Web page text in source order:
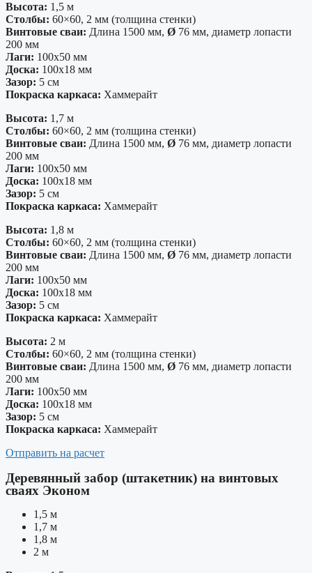
Высота: 1,5 м
Столбы: 60×60, 2 мм (толщина стенки)
Винтовые сваи: Длина 1500 мм, Ø 76 мм, диаметр лопасти
200 мм
Лаги: 100х50 мм
Доска: 100х18 мм
Зазор: 5 см
Покраска каркаса: Хаммерайт
Высота: 1,7 м
Столбы: 60×60, 2 мм (толщина стенки)
Винтовые сваи: Длина 1500 мм, Ø 76 мм, диаметр лопасти
200 мм
Лаги: 100х50 мм
Доска: 100х18 мм
Зазор: 5 см
Покраска каркаса: Хаммерайт
Высота: 1,8 м
Столбы: 60×60, 2 мм (толщина стенки)
Винтовые сваи: Длина 1500 мм, Ø 76 мм, диаметр лопасти
200 мм
Лаги: 100х50 мм
Доска: 100х18 мм
Зазор: 5 см
Покраска каркаса: Хаммерайт
Высота: 2 м
Столбы: 60×60, 2 мм (толщина стенки)
Винтовые сваи: Длина 1500 мм, Ø 76 мм, диаметр лопасти
200 мм
Лаги: 100х50 мм
Доска: 100х18 мм
Зазор: 5 см
Покраска каркаса: Хаммерайт
Отправить на расчет
Деревянный забор (штакетник) на винтовых
сваях Эконом
1,5 м
1,7 м
1,8 м
2 м